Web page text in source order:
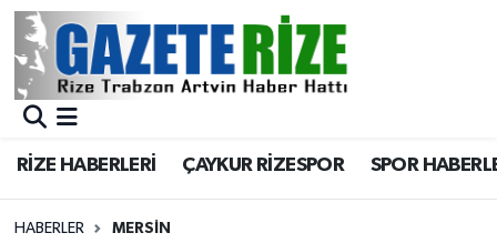
RİZE HABERLERİ ÇAYKUR RİZESPOR SPOR
HABERLER MERSİN
BÖLGEMİZ
Asayiş
Merkez Nöbetçi Eczaneler
Merkez Trafik Yoğunluk Haritası